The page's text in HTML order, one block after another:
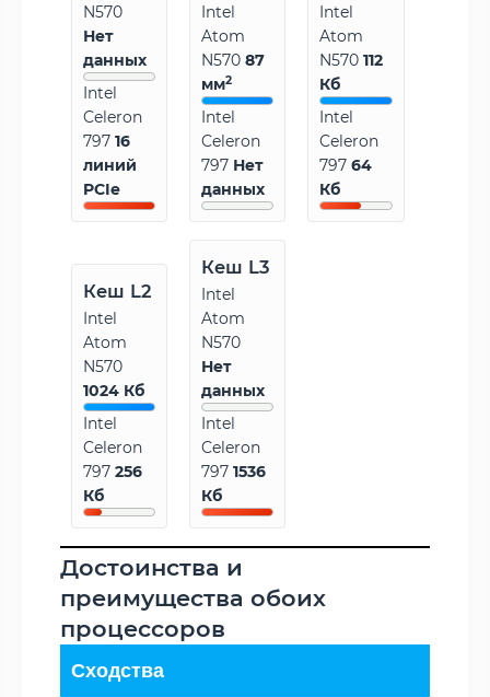
N570
Нет
данных
Intel
Celeron
797 16
линий
PCIe
Intel
Atom
N57087
мм2
Intel
Celeron
797 Нет
данных
Intel
Atom
N570112
Кб
Intel
Celeron
79764
Кб
Кеш L2
Intel
Atom
N570
1024 Кб
Intel
Celeron
797 256
Кб
Кеш L3
Intel
Atom
N570
Нет
данных
Intel
Celeron
7971536
Кб
Достоинства и
преимущества обоих
процессоров
Сходства